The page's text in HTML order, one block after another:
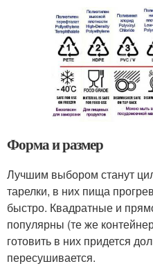
Форма и размер
Лучшим выбором станут
тарелки, в них пища
быстро. Квадратные и
популярны (те же
готовить в них придется
пересушивается.